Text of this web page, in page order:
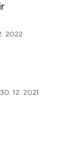
2022
12. 2021